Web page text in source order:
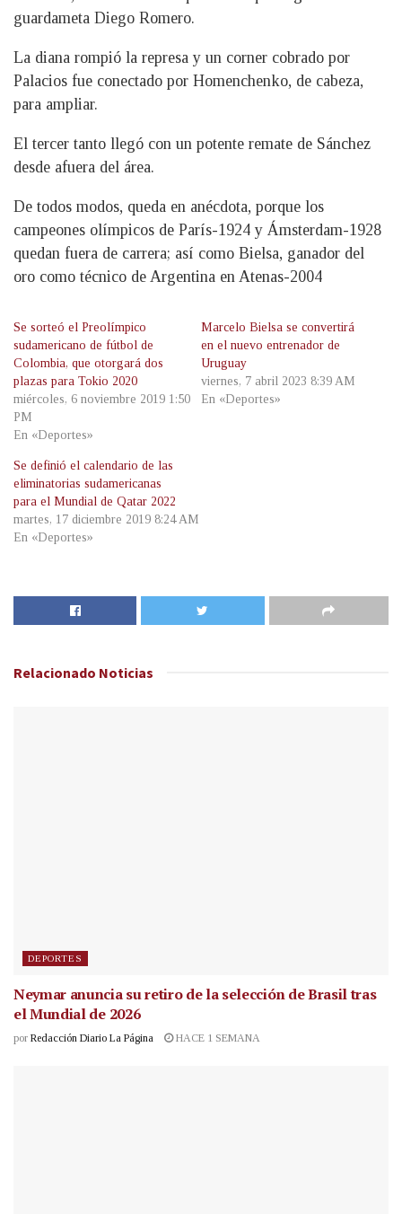
guardameta Diego Romero.
La diana rompió la represa y un corner cobrado por
Palacios fue conectado por Homenchenko, de cabeza,
para ampliar.
El tercer tanto llegó con un potente remate de Sánchez
desde afuera del área.
De todos modos, queda en anécdota, porque los
campeones olímpicos de París-1924 y Ámsterdam-1928
quedan fuera de carrera; así como Bielsa, ganador del
oro como técnico de Argentina en Atenas-2004
Se sorteó el Preolímpico
sudamericano de fútbol de
Colombia, que otorgará dos
plazas para Tokio 2020
miércoles, 6 noviembre 2019 1:50
PM
En «Deportes»
Marcelo Bielsa se convertirá
en el nuevo entrenador de
Uruguay
viernes, 7 abril 2023 8:39 AM
En «Deportes»
Se definió el calendario de las
eliminatorias sudamericanas
para el Mundial de Qatar 2022
martes, 17 diciembre 2019 8:24 AM
En «Deportes»
Relacionado Noticias
DEPORTES
Neymar anuncia su retiro de la selección de Brasil tras
el Mundial de 2026
por Redacción Diario La Página HACE 1 SEMANA